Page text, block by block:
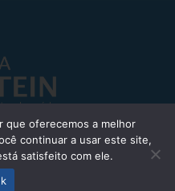
Silva - CRM: 85148-SP
Todos os direitos reservados
que oferecemos a melhor
continuar a usar este site,
satisfeito com ele.